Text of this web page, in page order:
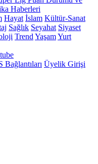
Haberleri
Hayat İslam Kültür-Sanat
Sağlık Seyahat Siyaset
Trend YaşamYurt
Bağlantıları Üyelik Girişi